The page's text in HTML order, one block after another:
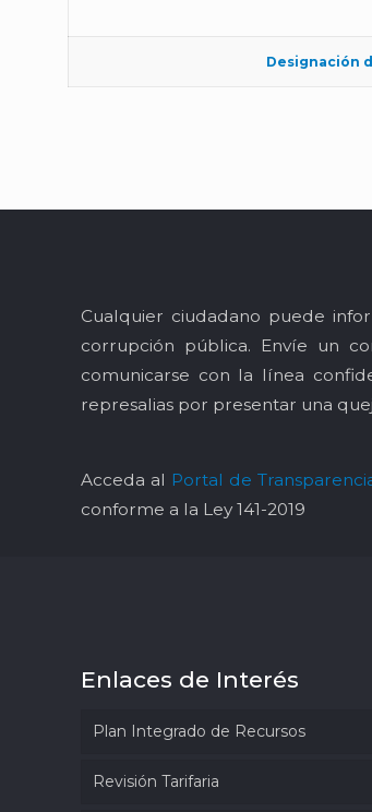
Designación
Cualquier ciudadano puede
corrupción pública. Envíe un
comunicarse con la línea
represalias por presentar una
Acceda al Portal de
conforme a la Ley 141-2019
Enlaces de Interés
Plan Integrado de Recursos
Revisión Tarifaria